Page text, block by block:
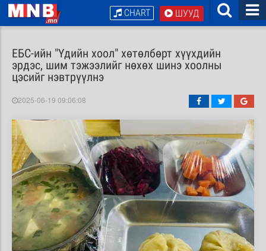
ШУУД
CHART
ЕБС-ийн "Үдийн хоол" хөтөлбөрт хүүхдийн
эрдэс, шим тэжээлийг нөхөх шинэ хоолны
цэсийг нэвтрүүлнэ
2025-06-19 09:06:08